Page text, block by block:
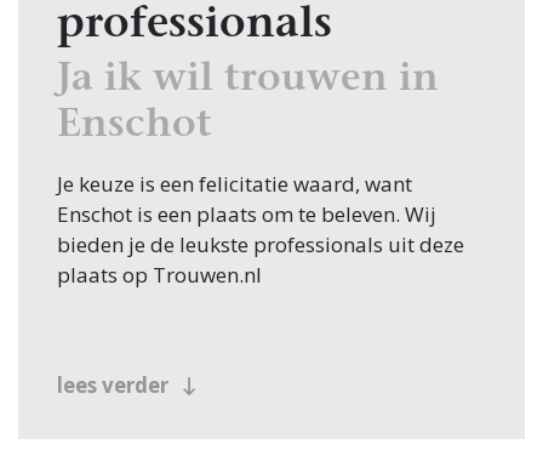
professionals
Ja ik wil trouwen in
Enschot
Je keuze is een felicitatie waard, want
Enschot is een plaats om te beleven. Wij
bieden je de leukste professionals uit deze
plaats op Trouwen.nl
lees verder